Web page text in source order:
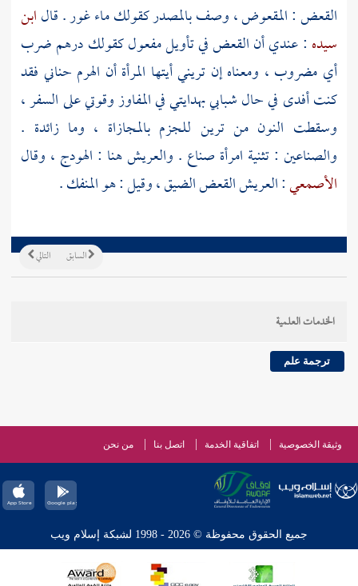
القعض : المقعوض ، وصف بالمصدر كقولك ماء غور . قالابن
سيده : عندي أن القعض في تأويل مفعول كقولك درهم ضرب
أي مضروب ، ومعناه إن تريني أيتها المرأة أن الهرم حناني فقد
كنت أفدى في حال شبابي بهدايتي في المفاوز وقوتي على السفر ،
وسقطت النون من ترين للجزم بالمجازاة ، وما زائدة .
والصناعين : تثنية امرأة صناع . والعريش هنا : الهودج ، وقال
الأصمعي: العريش القعض الضيق ، وقيل : هو المنفك .
التالي السابق
الخدمات العلمية
ترجمة علم
وثيقة الخصوصية اتفاقية الخدمة اتصل بنا من نحن
جميع الحقوق محفوظة © 2026 - 1998 لشبكة إسلام ويب